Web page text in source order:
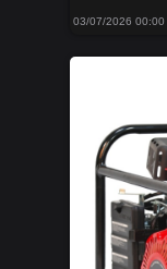
03/07/2026 00:00